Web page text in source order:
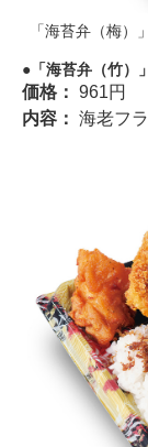
「海苔弁（梅）
「海苔弁（竹）」
価格： 961円
内容： 海老フ